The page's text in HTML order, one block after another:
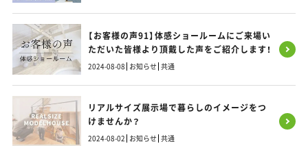
【お客様の声91】体感ショールームにご来場い
ただいた皆様より頂戴した声をご紹介します！
2024-08-08 お知らせ 共通
リアルサイズ展示場で暮らしのイメージをつ
けませんか？
2024-08-02 お知らせ 共通